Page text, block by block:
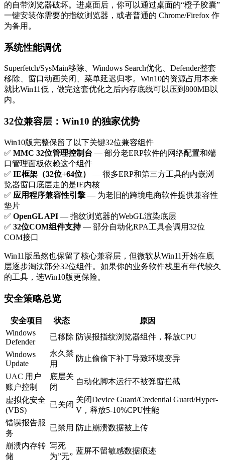
的自带浏览器破坏。进桌面后，你可以通过桌面的“橙子胶囊”
一键安装你需要的指纹浏览器，或者普通的 Chrome/Firefox 作
为备用。
系统性能调优
Superfetch/SysMain移除、Windows Search优化、Defender整套
移除、窗口动画关闭、菜单延迟归零。Win10的资源占用本来
就比Win11低，做完这套优化之后内存底线可以压到800MB以
内。
32位兼容层：Win10 的独家优势
Win10版完整保留了以下关键32位兼容组件
✅ MMC 32位管理控制台 — 部分老ERP软件的网络配置和端
口管理面板依赖这个组件
✅ IE框架（32位+64位）
— 很多ERP和第三方工具的内嵌浏
览器窗口底层走的是IE内核
✅ 应用程序兼容性引擎 — 为老旧的跨境电商软件提供兼容性
垫片
✅ OpenGL API — 指纹浏览器的WebGL渲染底层
✅ 32位COM组件支持— 部分自动化RPA工具会调用32位
COM接口
Win11版虽然也保留了核心兼容层，但微软从Win11开始在底
层逐步淘汰部分32位组件。如果你的业务软件栈里有年代较久
的工具，选Win10版更保险。
安全策略总览
安全项目 状态
原因
Windows
Defender
已移除 防误报指纹浏览器组件，释放CPU
Windows
Update
永久禁
用
防止偷偷下补丁导致环境变异
UAC 用户
账户控制
底层关
闭
自动化脚本运行不被弹窗拦截
虚拟化安全
(VBS)
已关闭
关闭Device Guard/Credential Guard/Hyper-
V，释放5-10%CPU性能
错误报告服
务
已禁用 防止崩溃数据被上传
崩溃内存转
储
写死
为”无”
蓝屏不留敏感数据痕迹